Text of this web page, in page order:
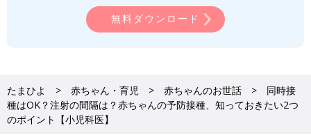
無料ダウンロード
たまひよ 赤ちゃん・育児 赤ちゃんのお世話
同時接
種はOK？注射の間隔は？赤ちゃんの予防接種、知っておきたい2つ
のポイント【小児科医】